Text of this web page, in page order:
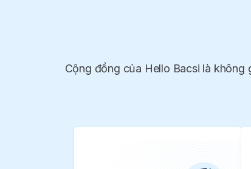
Cộng đồng của Hello Bacsi là không